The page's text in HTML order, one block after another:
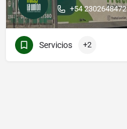
+54 2302648472
Servicios +2